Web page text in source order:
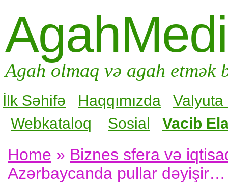
Agah olmaq və agah
İlk Səhifə Haqqımızda
Valyuta
Webkataloq
Sosial Vacib
Home » Biznes sfera və
Azərbaycanda pullar dəyişir…